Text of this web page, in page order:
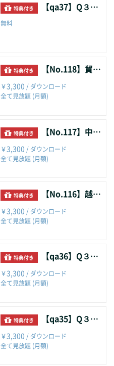
特典付き 【qa37】Q３６．個人の外貨管理
無料
特典付き 【No.118】貿易権の位置づけの推移
￥3,300 / ダウンロード
全て見放題 (月額)
特典付き 【No.117】中国の保税開発区の現状
￥3,300 / ダウンロード
全て見放題 (月額)
特典付き 【No.116】越境Eコマース輸出商品の返品再輸入時の暫定措置
￥3,300 / ダウンロード
全て見放題 (月額)
特典付き 【qa36】Q３５．駐在員事務所・現地法人での債権代理回収
￥3,300 / ダウンロード
全て見放題 (月額)
特典付き 【qa35】Q３４．保税区域の外貨管理の事例
￥3,300 / ダウンロード
全て見放題 (月額)